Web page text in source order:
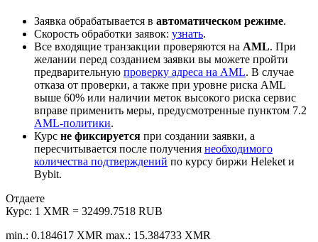
Заявка обрабатывается в автоматическом режиме.
Скорость обработки заявок: узнать.
Все входящие транзакции проверяются на AML. При
желании перед созданием заявки вы можете пройти
предварительную проверку адреса на AML. В случае
отказа от проверки, а также при уровне риска AML
выше 60% или наличии меток высокого риска сервис
вправе применить меры, предусмотренные пунктом 7.2
AML-политики.
Курс не фиксируется при создании заявки, а
пересчитывается после получения необходимого
количества подтверждений по курсу биржи Heleket и
Bybit.
Отдаете
Курс: 1 XMR = 32499.7518 RUB
min.: 0.184617 XMR max.: 15.384733 XMR